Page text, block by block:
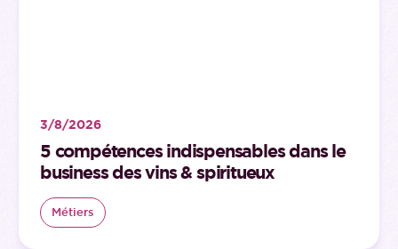
3/8/2026
5 compétences indispensables dans le
business des vins & spiritueux
Métiers